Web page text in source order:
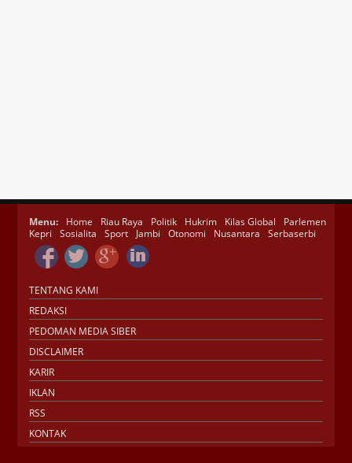
Menu: Home Riau Raya Politik Hukrim Kilas Global
Parlemen
Kepri
Sosialita Sport Jambi Otonomi Nusantara Serbaserbi
TENTANG KAMI
REDAKSI
PEDOMAN MEDIA SIBER
DISCLAIMER
KARIR
IKLAN
RSS
KONTAK